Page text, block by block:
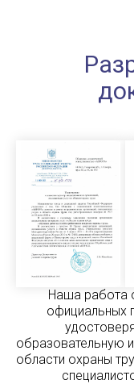
Наша работа
официальных
образовательную
области охраны